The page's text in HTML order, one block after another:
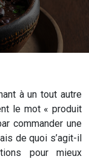
à un tout autre
le mot « produit
commander une
de quoi s’agit-il
pour mieux